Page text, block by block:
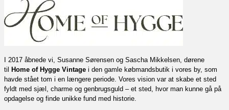
I 2017 åbnede vi, Susanne Sørensen og Sascha Mikkelsen, dørene
til
Home of Hygge Vintage i den gamle købmandsbutik i vores by, som
havde stået tom i en længere periode. Vores vision var at skabe et sted
fyldt med sjæl, charme og genbrugsguld – et sted, hvor man kunne gå på
opdagelse og finde unikke fund med historie.